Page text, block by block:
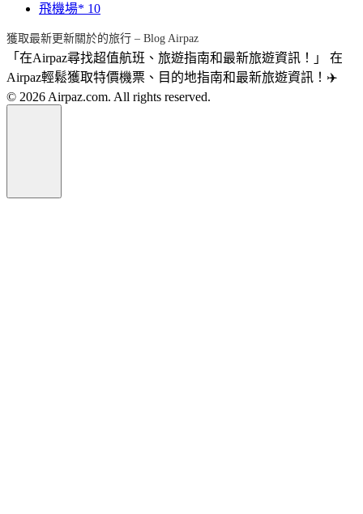
飛機場* 10
獲取最新更新關於的旅行 – Blog Airpaz
「在Airpaz尋找超值航班、旅遊指南和最新旅遊資訊！」 在
Airpaz輕鬆獲取特價機票、目的地指南和最新旅遊資訊！✈️
© 2026 Airpaz.com. All rights reserved.